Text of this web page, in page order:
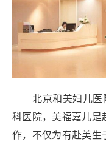
北京和美妇儿医
科医院，美福嘉儿是
作，不仅为有赴美生